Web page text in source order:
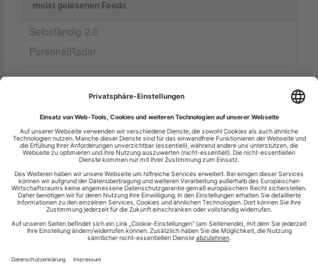
meist gelesenen Feeds
Selbständig 2.0
PersonalRadar
Ihren RSS-Feed veröffentlichen
RSS-Verzeichnis.de © 2003-2026
Impressum
Kontakt
Datenschutzinformation
Cookie-Einstellungen